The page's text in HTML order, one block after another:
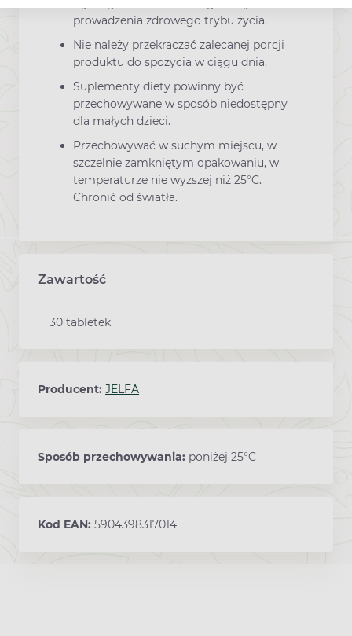
prowadzenia zdrowego trybu życia.
Nie należy przekraczać zalecanej porcji
produktu do spożycia w ciągu dnia.
Suplementy diety powinny być
przechowywane w sposób niedostępny
dla małych dzieci.
Przechowywać w suchym miejscu, w
szczelnie zamkniętym opakowaniu, w
temperaturze nie wyższej niż 25°C.
Chronić od światła.
Zawartość
30 tabletek
Producent: JELFA
Sposób przechowywania: poniżej 25°C
Kod EAN: 5904398317014